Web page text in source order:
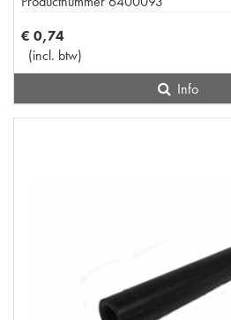
€ 0,74
(incl. btw)
Info